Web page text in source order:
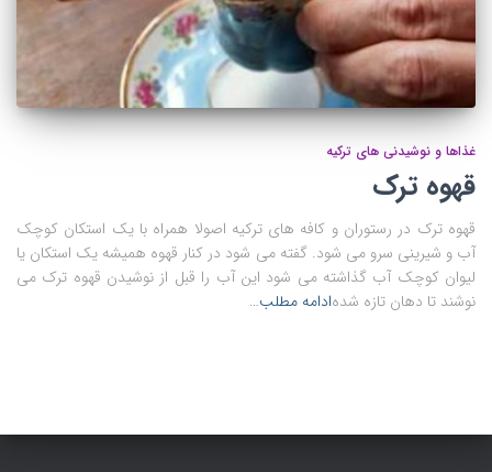
غذاها و نوشیدنی های ترکیه
قهوه ترک
قهوه ترک در رستوران و کافه های ترکیه اصولا همراه با یک استکان کوچک
آب و شیرینی سرو می شود. گفته می شود در کنار قهوه همیشه یک استکان یا
لیوان کوچک آب گذاشته می شود این آب را قبل از نوشیدن قهوه ترک می
نوشند تا دهان تازه شدهادامه مطلب…